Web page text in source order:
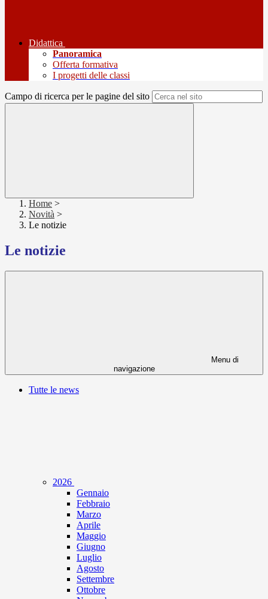
Didattica
Panoramica
Offerta formativa
I progetti delle classi
Campo di ricerca per le pagine del sito
Home >
Novità >
Le notizie
Le notizie
Menu di
navigazione
Tutte le news
2026
Gennaio
Febbraio
Marzo
Aprile
Maggio
Giugno
Luglio
Agosto
Settembre
Ottobre